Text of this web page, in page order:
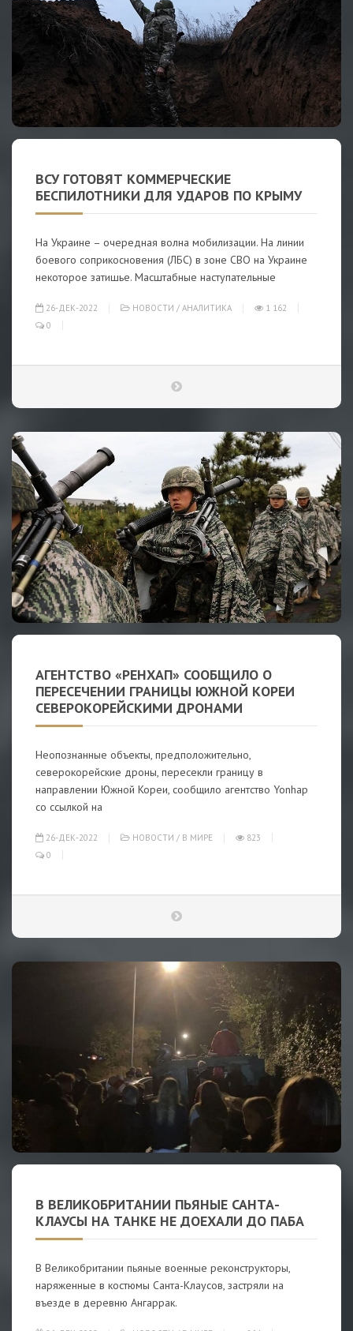
ВСУ ГОТОВЯТ КОММЕРЧЕСКИЕ
БЕСПИЛОТНИКИ ДЛЯ УДАРОВ ПО КРЫМУ
На Украине – очередная волна мобилизации. На линии
боевого соприкосновения (ЛБС) в зоне СВО на Украине
некоторое затишье. Масштабные наступательные
26-ДЕК-2022 НОВОСТИ / АНАЛИТИКА
1 162
0
АГЕНТСТВО «РЕНХАП» СООБЩИЛО О
ПЕРЕСЕЧЕНИИ ГРАНИЦЫ ЮЖНОЙ КОРЕИ
СЕВЕРОКОРЕЙСКИМИ ДРОНАМИ
Неопознанные объекты, предположительно,
северокорейские дроны, пересекли границу в
направлении Южной Кореи, сообщило агентство Yonhap
со ссылкой на
26-ДЕК-2022 НОВОСТИ / В МИРЕ
823
0
В ВЕЛИКОБРИТАНИИ ПЬЯНЫЕ САНТА-
КЛАУСЫ НА ТАНКЕ НЕ ДОЕХАЛИ ДО ПАБА
В Великобритании пьяные военные реконструкторы,
наряженные в костюмы Санта-Клаусов, застряли на
въезде в деревню Ангаррак.